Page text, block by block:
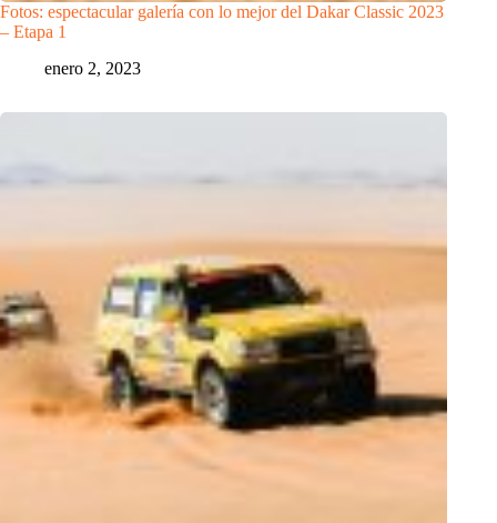
Fotos: espectacular galería con lo mejor del Dakar Classic 2023
– Etapa 1
enero 2, 2023